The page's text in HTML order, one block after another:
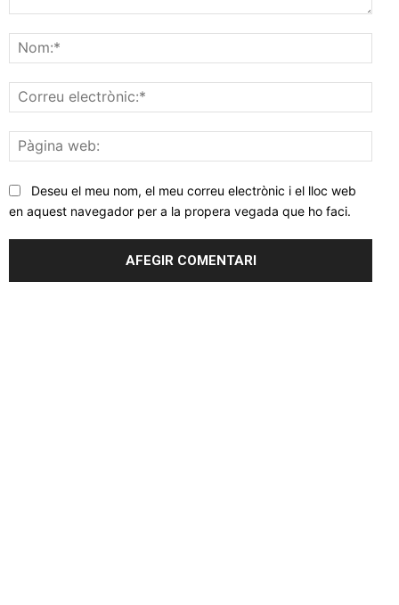
web:
Deseu el meu nom, el meu correu electrònic i el lloc web
en aquest navegador per a la propera vegada que ho faci.